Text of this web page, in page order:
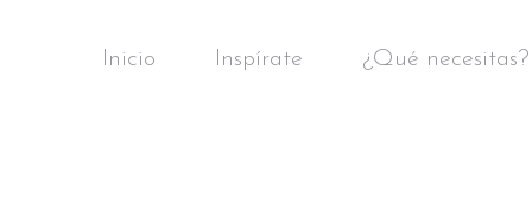
Inicio Inspírate ¿Qué necesitas?